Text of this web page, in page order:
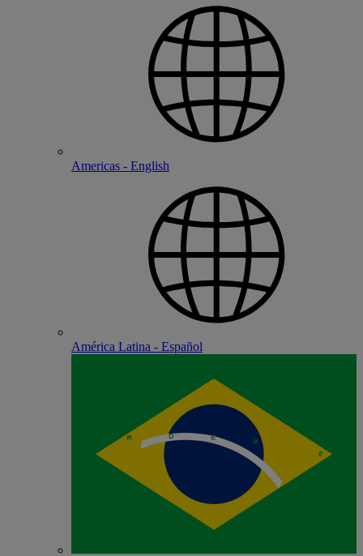
Americas - English
América Latina - Español